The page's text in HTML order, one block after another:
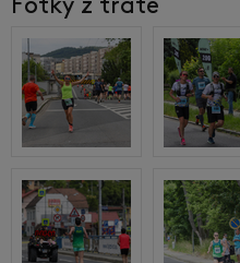
Fotky z tratě